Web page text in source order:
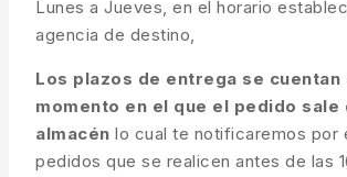
Lunes a Jueves, en el horario
agencia de destino,
Los plazos de entrega se cuentan
momento en el que el pedido sale
almacén lo cual te notificaremos por
pedidos que se realicen antes de las